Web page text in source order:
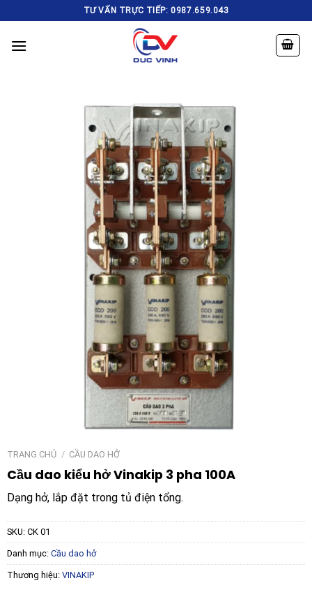
to
content
TƯ VẤN TRỰC TIẾP: 0987.659.043
TRANG CHỦ / CẦU DAO HỞ
Cầu dao kiểu hở Vinakip 3 pha 100A
Dạng hở, lắp đặt trong tủ điện tổng.
SKU: CK 01
Danh mục: Cầu dao hở
Thương hiệu: VINAKIP